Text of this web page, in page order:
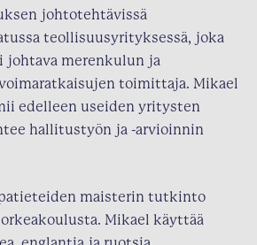
johtotehtävissä
teollisuusyrityksessä, joka
johtava merenkulun ja
toimittaja. Mikael
edelleen useiden yritysten
hallitustyön ja -arvioinnin
maisterin tutkinto
Mikael käyttää